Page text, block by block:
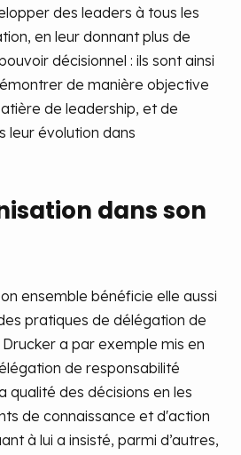
des leaders à tous les
en leur donnant plus de
décisionnel : ils sont ainsi
de manière objective
de leadership, et de
leur évolution dans
dans son
ensemble bénéficie elle aussi
pratiques de délégation de
a par exemple mis en
de responsabilité
qualité des décisions en les
de connaissance et d'action
à lui a insisté, parmi d’autres,